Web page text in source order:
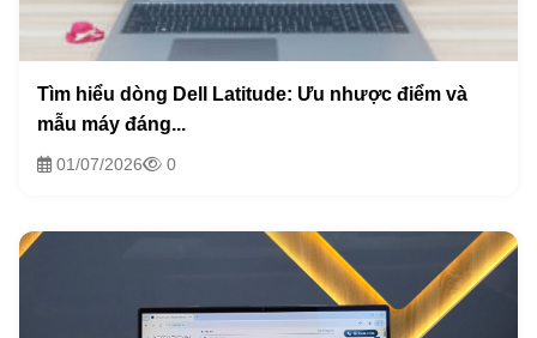
Tìm hiểu dòng Dell Latitude: Ưu nhược điểm và
mẫu máy đáng...
01/07/2026 0